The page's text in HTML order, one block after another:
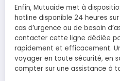
Enfin, Mutuaide met à
hotline disponible 24 heures
cas d’urgence ou de besoin
contacter cette ligne dédiée
rapidement et efficacement.
voyager en toute sécurité, en
compter sur une assistance à